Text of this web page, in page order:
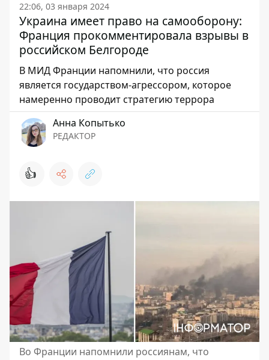
22:06, 03 января 2024
Украина имеет право на самооборону:
Франция прокомментировала взрывы в
российском Белгороде
В МИД Франции напомнили, что россия
является государством-агрессором, которое
намеренно проводит стратегию террора
Анна Копытько
РЕДАКТОР
👍
Во Франции напомнили россиянам, что